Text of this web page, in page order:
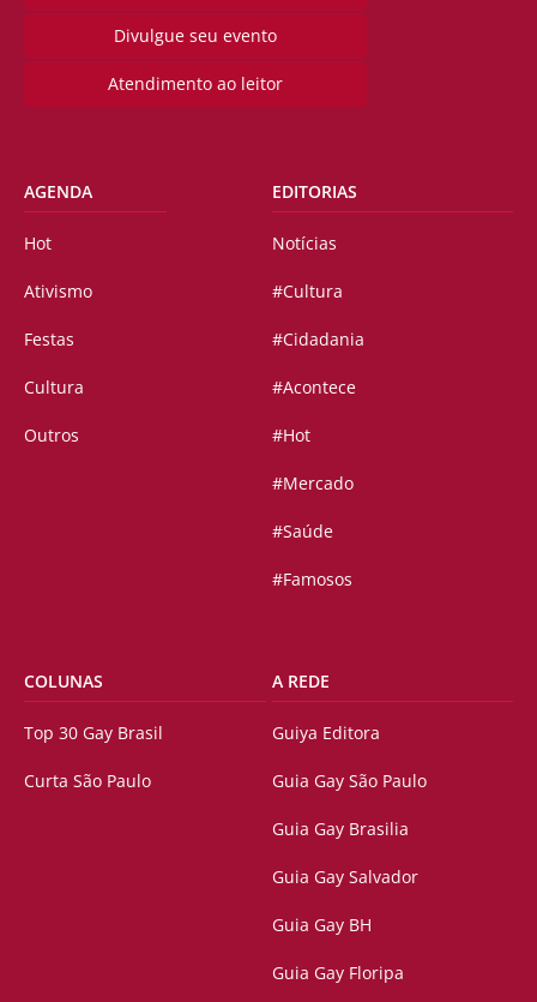
Divulgue seu evento
Atendimento ao leitor
AGENDA
Hot
Ativismo
Festas
Cultura
Outros
EDITORIAS
Notícias
#Cultura
#Cidadania
#Acontece
#Hot
#Mercado
#Saúde
#Famosos
COLUNAS
Top 30 Gay Brasil
Curta São Paulo
A REDE
Guiya Editora
Guia Gay São Paulo
Guia Gay Brasilia
Guia Gay Salvador
Guia Gay BH
Guia Gay Floripa